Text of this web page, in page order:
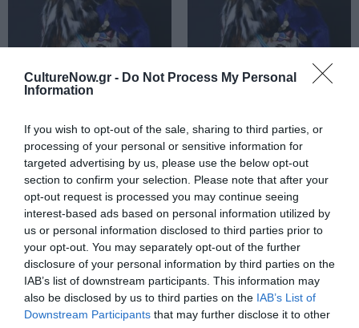
CultureNow.gr - Do Not Process My Personal
Information
If you wish to opt-out of the sale, sharing to third parties, or
processing of your personal or sensitive information for
targeted advertising by us, please use the below opt-out
section to confirm your selection. Please note that after your
opt-out request is processed you may continue seeing
interest-based ads based on personal information utilized by
us or personal information disclosed to third parties prior to
your opt-out. You may separately opt-out of the further
disclosure of your personal information by third parties on the
IAB’s list of downstream participants. This information may
also be disclosed by us to third parties on the IAB’s List of
Downstream Participants that may further disclose it to other
Παύλος
Παυλίδης: Η
συναυλία του
στη
Θεσσαλονίκη
μεταφέρεται στο
Θέατρο Γης
Ο Παύλος
Παυλίδης στο
Φεστιβάλ Μονής
Λαζαριστών 2025
– Αλλαγή χώρου